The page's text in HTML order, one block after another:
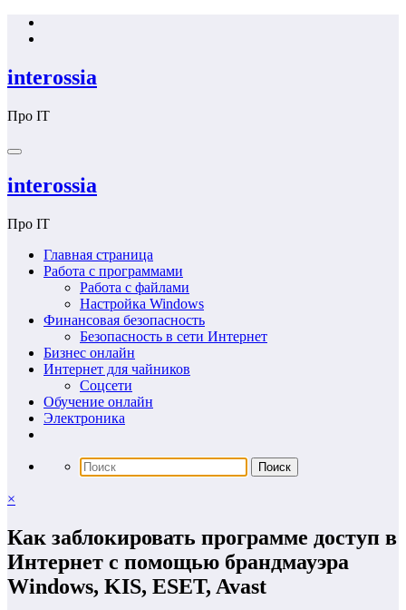
Перейти
interossia
Про IT
interossia
Про IT
Главная страница
Работа с программами
Работа с файлами
Настройка Windows
Финансовая безопасность
Безопасность в сети Интернет
Бизнес онлайн
Интернет для чайников
Соцсети
Обучение онлайн
Электроника
×
Как заблокировать программе доступ в
Интернет с помощью брандмауэра
Windows, KIS, ESET, Avast